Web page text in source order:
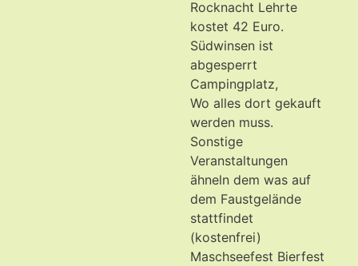
Rocknacht Lehrte
kostet 42 Euro.
Südwinsen ist
abgesperrt
Campingplatz,
Wo alles dort gekauft
werden muss.
Sonstige
Veranstaltungen
ähneln dem was auf
dem Faustgelände
stattfindet
(kostenfrei)
Maschseefest Bierfest